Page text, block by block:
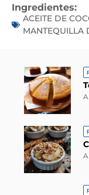
Ingredientes:
ACEITE DE
MANTEQUILLA